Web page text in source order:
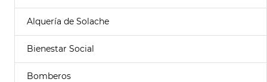
Alquería de Solache
Bienestar Social
Bomberos